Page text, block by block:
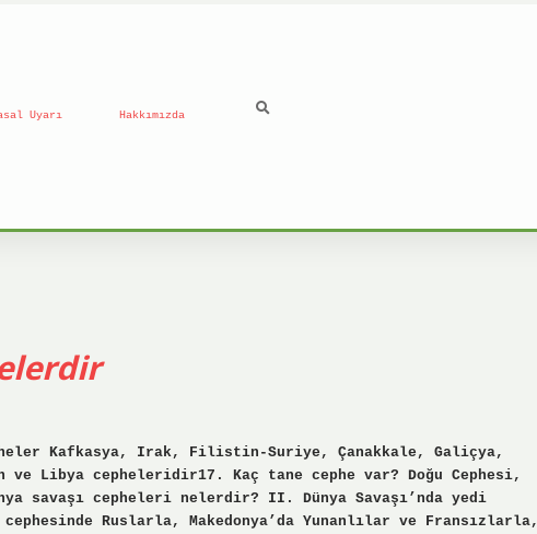
Uyarı Hakkımızda
Kafkasya, Irak, Filistin-Suriye, Çanakkale, Galiçya,
ve Libya cepheleridir17. Kaç tane cephe var? Doğu Cephesi,
savaşı cepheleri nelerdir? II. Dünya Savaşı’nda yedi
Ruslarla, Makedonya’da Yunanlılar ve Fransızlarla,